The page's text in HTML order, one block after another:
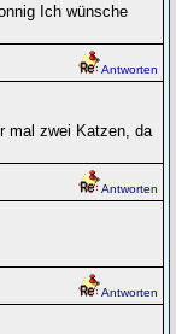
Ich wünsche
Antworten
mal zwei Katzen, da
Antworten
Antworten